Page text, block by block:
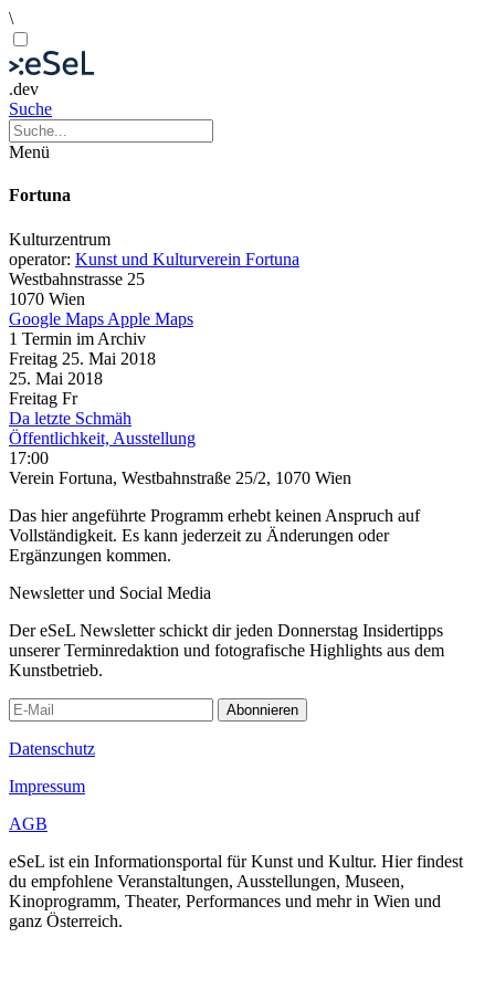
\
.dev
Suche
Menü
Fortuna
Kulturzentrum
operator: Kunst und Kulturverein Fortuna
Westbahnstrasse 25
1070 Wien
Google Maps Apple Maps
1 Termin im Archiv
Freitag 25. Mai 2018
25. Mai 2018
Freitag Fr
Da letzte Schmäh
Öffentlichkeit, Ausstellung
17:00
Verein Fortuna, Westbahnstraße 25/2, 1070 Wien
Das hier angeführte Programm erhebt keinen Anspruch auf
Vollständigkeit. Es kann jederzeit zu Änderungen oder
Ergänzungen kommen.
Newsletter und Social Media
Der eSeL Newsletter schickt dir jeden Donnerstag Insidertipps
unserer Terminredaktion und fotografische Highlights aus dem
Kunstbetrieb.
Abonnieren
Datenschutz
Impressum
AGB
eSeL ist ein Informationsportal für Kunst und Kultur. Hier findest
du empfohlene Veranstaltungen, Ausstellungen, Museen,
Kinoprogramm, Theater, Performances und mehr in Wien und
ganz Österreich.